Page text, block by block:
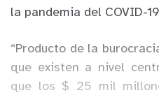
la pandemia del COVID-
“Producto de la
que existen a nivel
que los $ 25 mil